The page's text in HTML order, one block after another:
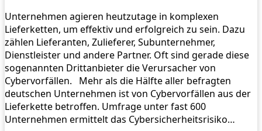
Unternehmen agieren heutzutage in komplexen
Lieferketten, um effektiv und erfolgreich zu sein. Dazu
zählen Lieferanten, Zulieferer, Subunternehmer,
Dienstleister und andere Partner. Oft sind gerade diese
sogenannten Drittanbieter die Verursacher von
Cybervorfällen. Mehr als die Hälfte aller befragten
deutschen Unternehmen ist von Cybervorfällen aus der
Lieferkette betroffen. Umfrage unter fast 600
Unternehmen ermittelt das Cybersicherheitsrisiko…